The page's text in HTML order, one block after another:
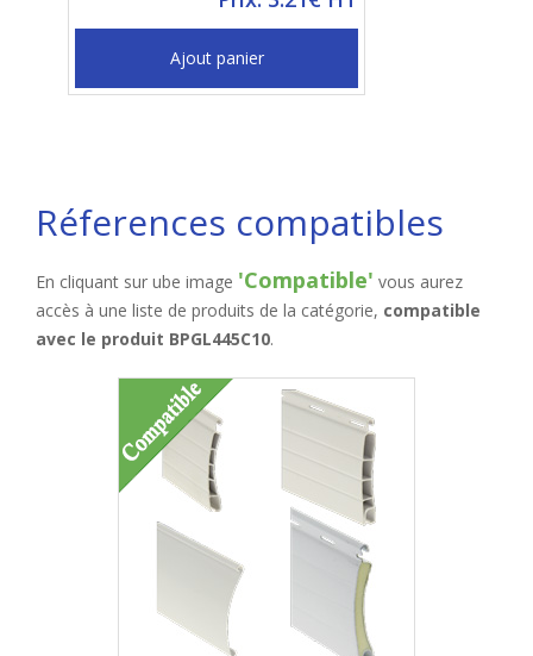
Ajout panier
Réferences compatibles
En cliquant sur ube image 'Compatible' vous aurez
accès à une liste de produits de la catégorie, compatible
avec le produit BPGL445C10.